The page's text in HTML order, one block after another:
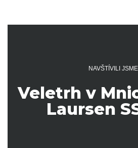
NAVŠTÍVILI JSME
Veletrh v
Laursen